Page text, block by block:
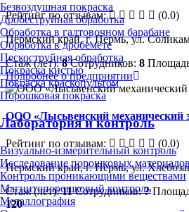
Безвоздушная покраска
Дробеструйная обработка
Обработка в галтовочном барабане
Обработка в дробемёте
Пескоструйная обработка
Покраска кистью
Покраска краскопультом
Порошковая покраска
Лаборатория и контроль
Визуально-измерительный контроль
Исследование порошковых
Контроль проникающими веществами
Магнитопорошковый контроль
Металлография
Рейтинг по отзывам:
(0.0)
Пермский край, г. Пермь, ул.
Стаж (лет):8 Сотрудников: 8
Подробнее о предприятии
ООО «Лысьвенский механический
Рейтинг по отзывам:
(0.0)
Пермский край, г. Пермь, ул.
Стаж (лет):11 Сотрудников:?
120